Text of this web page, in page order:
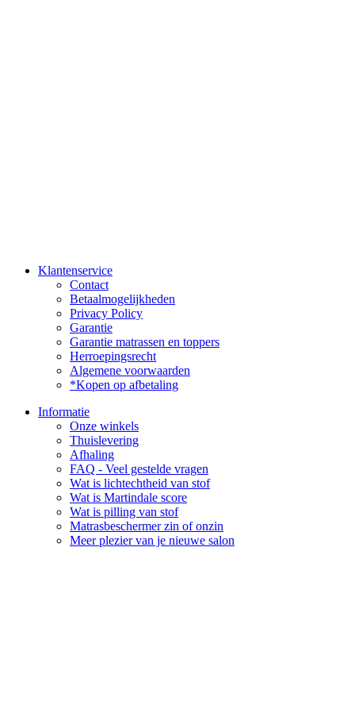
Klantenservice
Contact
Betaalmogelijkheden
Privacy Policy
Garantie
Garantie matrassen en toppers
Herroepingsrecht
Algemene voorwaarden
*Kopen op afbetaling
Informatie
Onze winkels
Thuislevering
Afhaling
FAQ - Veel gestelde vragen
Wat is lichtechtheid van stof
Wat is Martindale score
Wat is pilling van stof
Matrasbeschermer zin of onzin
Meer plezier van je nieuwe salon